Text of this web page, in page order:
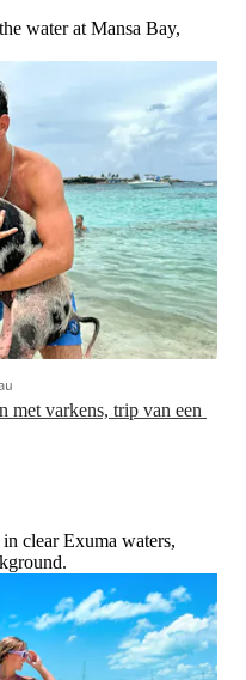
water at Mansa Bay,
met varkens, trip van een
clear Exuma waters,